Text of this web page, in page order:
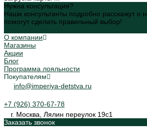
Нужна консультация?
Наши консультанты подробно расскажут о
помогут сделать правильный выбор!
О компании
Магазины
Акции
Блог
Программа лояльности
Покупателям
info@imperiya-detstva.ru
+7 (926) 370-67-78
г. Москва, Лялин переулок 19с1
Заказать звонок